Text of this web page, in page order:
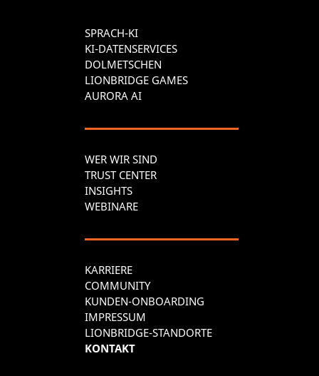
SPRACH-KI
KI-DATENSERVICES
DOLMETSCHEN
LIONBRIDGE GAMES
AURORA AI
WER WIR SIND
TRUST CENTER
INSIGHTS
WEBINARE
KARRIERE
COMMUNITY
KUNDEN-ONBOARDING
IMPRESSUM
LIONBRIDGE-STANDORTE
KONTAKT